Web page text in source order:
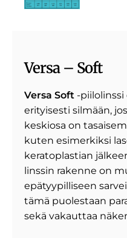
Versa – Soft
Versa Soft -
erityisesti silmään,
keskiosa on
kuten esimerkiksi
keratoplastian
linssin rakenne on
epätyypilliseen
tämä puolestaan
sekä vakauttaa